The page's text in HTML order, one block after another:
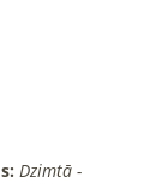
Dzimtā -